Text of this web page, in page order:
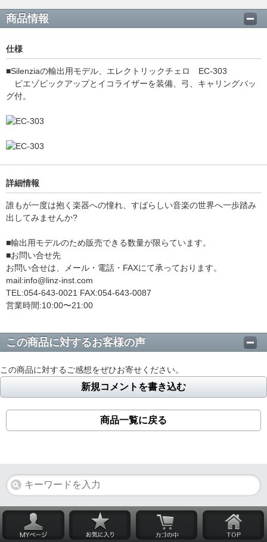
商品情報
仕様
■Silenziaの輸出用モデル、エレクトリックチェロ EC-303
ピエゾピックアップとイコライザーを装備、弓、キャリングバッ
グ付。
詳細情報
誰もが一度は抱く楽器への憧れ、すばらしい音楽の世界へ一歩踏み
出してみませんか?
■輸出用モデルのため販売できる数量が限らています。
■お問い合せ先
お問い合せは、メール・電話・FAXにて承っております。
mail:info@linz-inst.com
TEL:054-643-0021 FAX:054-643-0087
営業時間:10:00〜21:00
この商品に対するお客様の声
この商品に対するご感想をぜひお寄せください。
新規コメントを書き込む
商品一覧に戻る